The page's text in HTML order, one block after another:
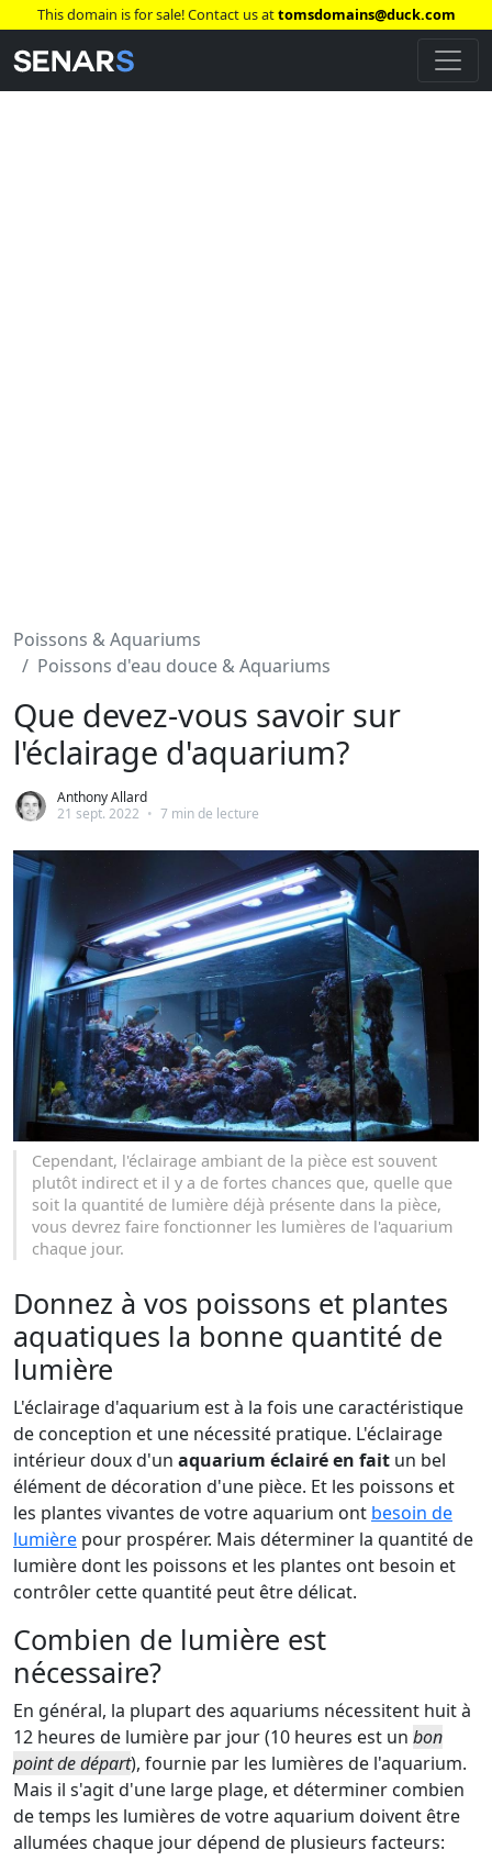
This domain is for sale! Contact us attomsdomains@duck.com
Poissons & Aquariums
Poissons d'eau douce & Aquariums
Que devez-vous savoir sur
l'éclairage d'aquarium?
Anthony Allard
21 sept. 2022 • 7 min de lecture
Cependant, l'éclairage ambiant de la pièce est souvent
plutôt indirect et il y a de fortes chances que, quelle que
soit la quantité de lumière déjà présente dans la pièce,
vous devrez faire fonctionner les lumières de l'aquarium
chaque jour.
Donnez à vos poissons et plantes
aquatiques la bonne quantité de
lumière
L'éclairage d'aquarium est à la fois une caractéristique
de conception et une nécessité pratique. L'éclairage
intérieur doux d'un aquarium éclairé en fait un bel
élément de décoration d'une pièce. Et les poissons et
les plantes vivantes de votre aquarium ont besoin de
lumière pour prospérer. Mais déterminer la quantité de
lumière dont les poissons et les plantes ont besoin et
contrôler cette quantité peut être délicat.
Combien de lumière est
nécessaire?
En général, la plupart des aquariums nécessitent huit à
12 heures de lumière par jour (10 heures est un bon
point de départ), fournie par les lumières de l'aquarium.
Mais il s'agit d'une large plage, et déterminer combien
de temps les lumières de votre aquarium doivent être
allumées chaque jour dépend de plusieurs facteurs: